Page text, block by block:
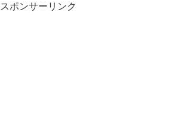
スポンサーリンク